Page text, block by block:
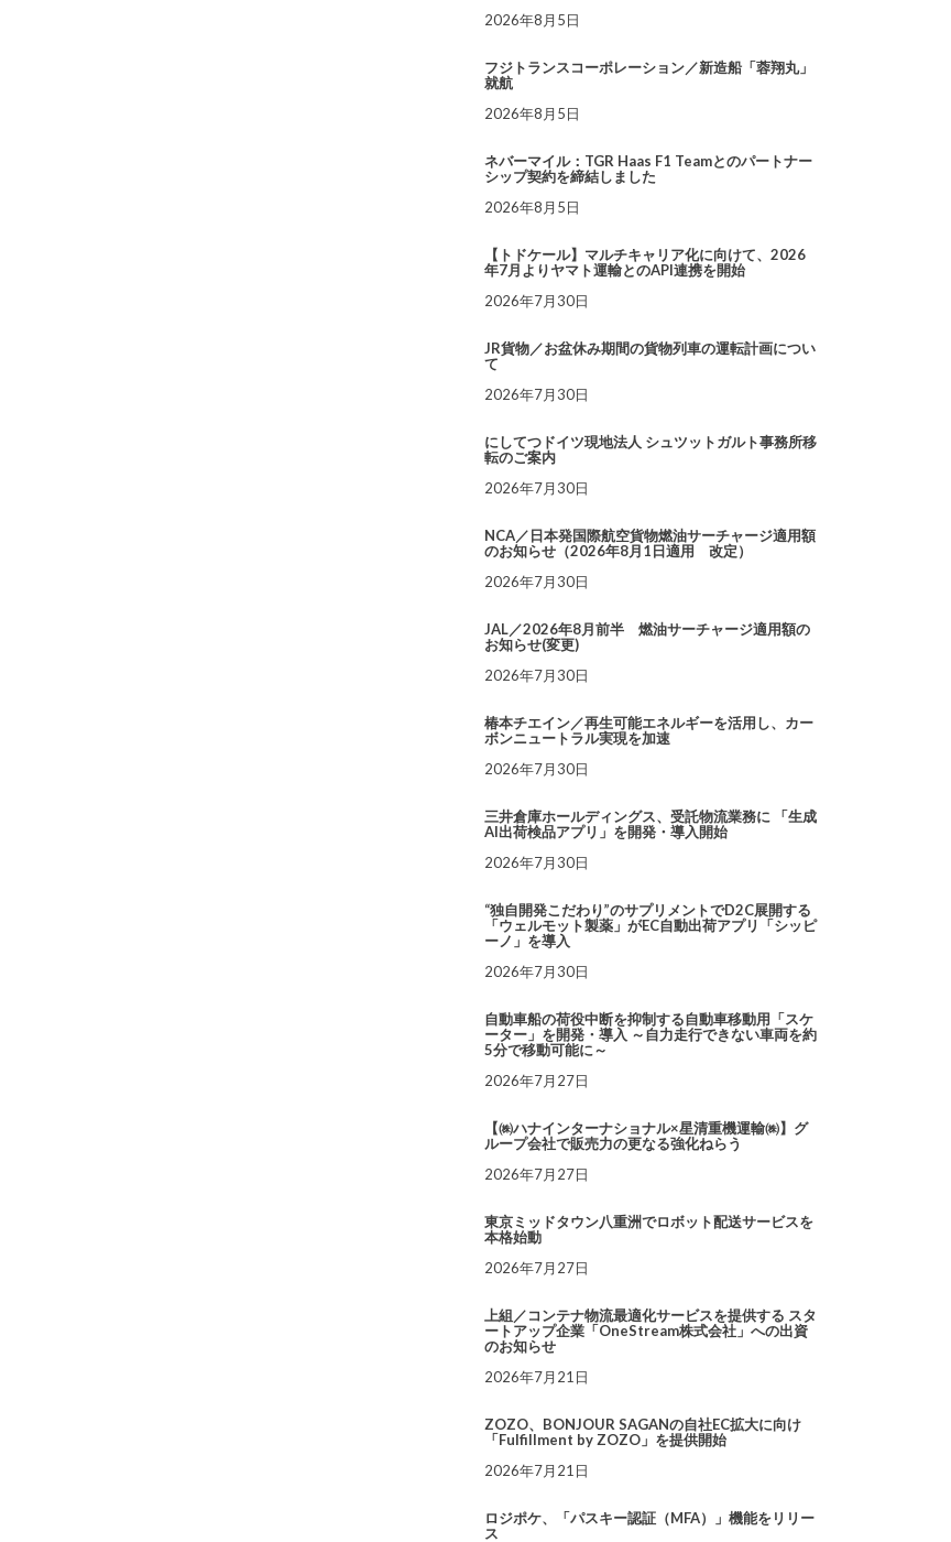
2026年8月5日
フジトランスコーポレーション／新造船「蓉翔丸」
就航
2026年8月5日
ネバーマイル：TGR Haas F1 Teamとのパートナー
シップ契約を締結しました
2026年8月5日
【トドケール】マルチキャリア化に向けて、2026
年7月よりヤマト運輸とのAPI連携を開始
2026年7月30日
JR貨物／お盆休み期間の貨物列車の運転計画につい
て
2026年7月30日
にしてつドイツ現地法人 シュツットガルト事務所移
転のご案内
2026年7月30日
NCA／日本発国際航空貨物燃油サーチャージ適用額
のお知らせ（2026年8月1日適用 改定）
2026年7月30日
JAL／2026年8月前半 燃油サーチャージ適用額の
お知らせ(変更)
2026年7月30日
椿本チエイン／再生可能エネルギーを活用し、カー
ボンニュートラル実現を加速
2026年7月30日
三井倉庫ホールディングス、受託物流業務に 「生成
AI出荷検品アプリ」を開発・導入開始
2026年7月30日
“独自開発こだわり”のサプリメントでD2C展開する
「ウェルモット製薬」がEC自動出荷アプリ「シッピ
ーノ」を導入
2026年7月30日
自動車船の荷役中断を抑制する自動車移動用「スケ
ーター」を開発・導入 ～自力走行できない車両を約
5分で移動可能に～
2026年7月27日
【㈱ハナインターナショナル×星清重機運輸㈱】グ
ループ会社で販売力の更なる強化ねらう
2026年7月27日
東京ミッドタウン八重洲でロボット配送サービスを
本格始動
2026年7月27日
上組／コンテナ物流最適化サービスを提供する スタ
ートアップ企業「OneStream株式会社」への出資
のお知らせ
2026年7月21日
ZOZO、BONJOUR SAGANの自社EC拡大に向け
「Fulfillment by ZOZO」を提供開始
2026年7月21日
ロジポケ、「パスキー認証（MFA）」機能をリリー
ス